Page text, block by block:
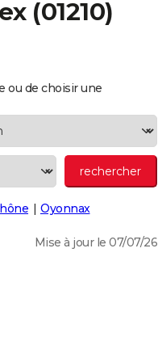
(01210)
ou de choisir une
Oyonnax
Mise à jour le 07/07/26